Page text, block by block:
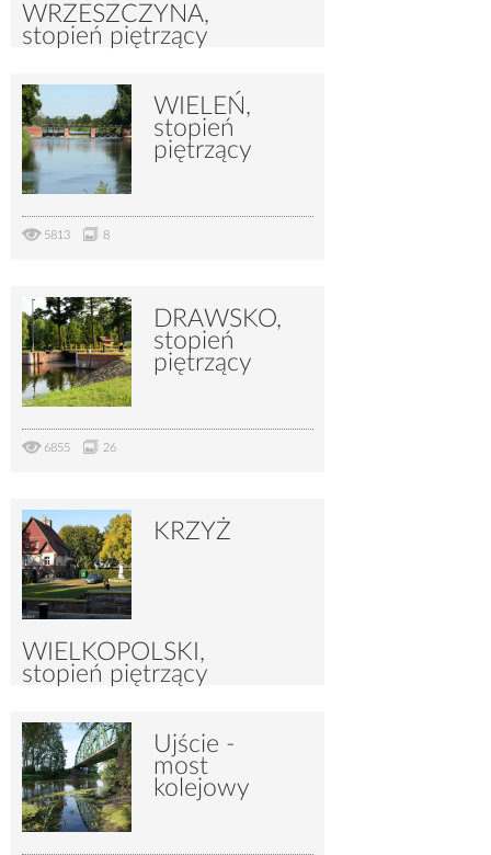
WRZESZCZYNA,
stopień piętrzący
4569 10
WIELEŃ,
stopień
piętrzący
5813 8
DRAWSKO,
stopień
piętrzący
6855 26
KRZYŻ
WIELKOPOLSKI,
stopień piętrzący
5124 22
Ujście -
most
kolejowy